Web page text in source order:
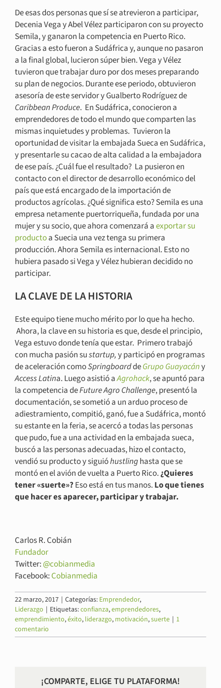
De esas dos personas que sí se atrevieron a participar,
Decenia Vega y Abel Vélez participaron con su proyecto
Semila, y ganaron la competencia en Puerto Rico.
Gracias a esto fueron a Sudáfrica y, aunque no pasaron
a la final global, lucieron súper bien. Vega y Vélez
tuvieron que trabajar duro por dos meses preparando
su plan de negocios. Durante ese periodo, obtuvieron
asesoría de este servidor y Gualberto Rodríguez de
Caribbean Produce. En Sudáfrica, conocieron a
emprendedores de todo el mundo que comparten las
mismas inquietudes y problemas. Tuvieron la
oportunidad de visitar la embajada Sueca en Sudáfrica,
y presentarle su cacao de alta calidad a la embajadora
de ese país. ¿Cuál fue el resultado? La pusieron en
contacto con el director de desarrollo económico del
país que está encargado de la importación de
productos agrícolas. ¿Qué significa esto? Semila es una
empresa netamente puertorriqueña, fundada por una
mujer y su socio, que ahora comenzará aexportar su
productoa Suecia una vez tenga su primera
producción. Ahora Semila es internacional. Esto no
hubiera pasado si Vega y Vélez hubieran decidido no
participar.
LA CLAVE DE LA HISTORIA
Este equipo tiene mucho mérito por lo que ha hecho.
Ahora, la clave en su historia es que, desde el principio,
Vega estuvo donde tenía que estar. Primero trabajó
con mucha pasión sustartup,y participó en programas
de aceleración comoSpringboarddeGrupo Guayacány
Access Latina. Luego asistió aAgrohack, se apuntó para
la competencia deFuture Agro Challenge, presentó la
documentación, se sometió a un arduo proceso de
adiestramiento, compitió, ganó, fue a Sudáfrica, montó
su estante en la feria, se acercó a todas las personas
que pudo, fue a una actividad en la embajada sueca,
buscó a las personas adecuadas, hizo el contacto,
vendió su producto y siguióhustlinghasta que se
montó en el avión de vuelta a Puerto Rico.¿Quieres
tener «suerte»? Eso está en tus manos. Lo que tienes
que hacer es aparecer, participar y trabajar.
Carlos R. Cobián
Fundador
Twitter:@cobianmedia
Facebook: Cobianmedia
22 marzo, 2017 | Categorías: Emprendedor,
Liderazgo | Etiquetas:confianza,emprendedores,
emprendimiento,éxito, liderazgo, motivación,suerte | 1
comentario
¡COMPARTE, ELIGE TU PLATAFORMA!